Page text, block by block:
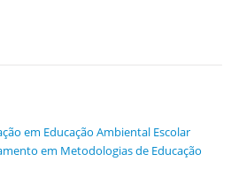
em Educação Ambiental Escolar
em Metodologias de Educação